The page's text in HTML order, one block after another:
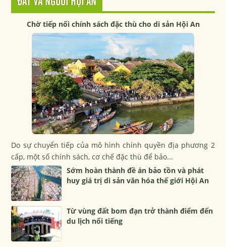
Chờ tiếp nối chính sách đặc thù cho di sản Hội An
Do sự chuyển tiếp của mô hình chính quyền địa phương 2
cấp, một số chính sách, cơ chế đặc thù để bảo...
Sớm hoàn thành đề án bảo tồn và phát
huy giá trị di sản văn hóa thế giới Hội An
Từ vùng đất bom đạn trở thành điểm đến
du lịch nổi tiếng